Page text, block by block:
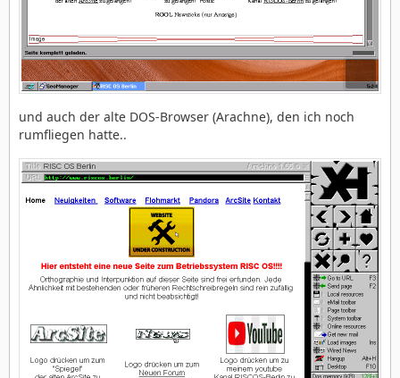
und auch der alte DOS-Browser (Arachne), den ich noch
rumfliegen hatte..